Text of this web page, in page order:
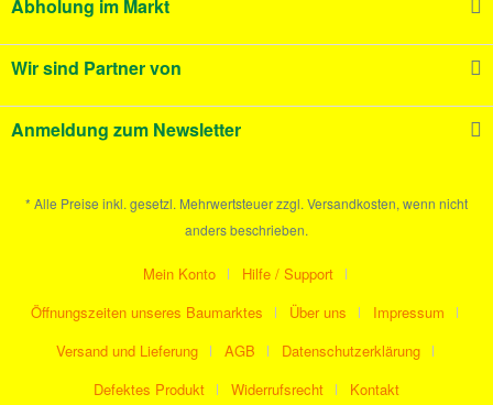
Abholung im Markt
Wir sind Partner von
Anmeldung zum Newsletter
* Alle Preise inkl. gesetzl. Mehrwertsteuer zzgl. Versandkosten, wenn nicht
anders beschrieben.
Mein Konto
Hilfe / Support
Öffnungszeiten unseres Baumarktes
Über uns
Impressum
Versand und Lieferung
AGB
Datenschutzerklärung
Defektes Produkt
Widerrufsrecht Kontakt